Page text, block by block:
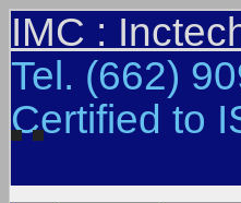
IMC :
Tel. (662)
Certified to